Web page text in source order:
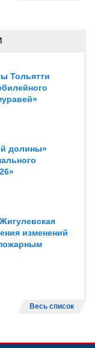
Тольятти
долины»
изменений
Весь список